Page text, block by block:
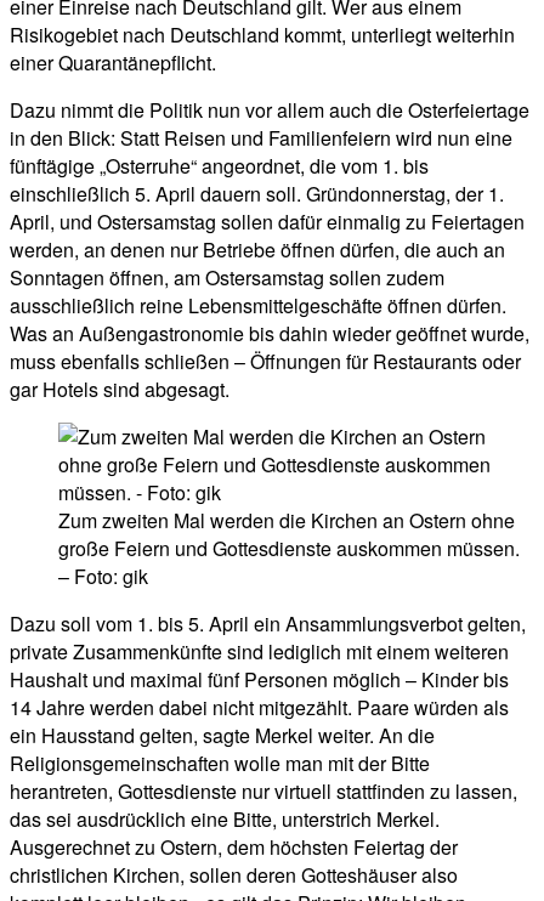
einer Einreise nach Deutschland gilt. Wer aus einem
Risikogebiet nach Deutschland kommt, unterliegt weiterhin
einer Quarantänepflicht.
Dazu nimmt die Politik nun vor allem auch die Osterfeiertage
in den Blick: Statt Reisen und Familienfeiern wird nun eine
fünftägige „Osterruhe“ angeordnet, die vom 1. bis
einschließlich 5. April dauern soll. Gründonnerstag, der 1.
April, und Ostersamstag sollen dafür einmalig zu Feiertagen
werden, an denen nur Betriebe öffnen dürfen, die auch an
Sonntagen öffnen, am Ostersamstag sollen zudem
ausschließlich reine Lebensmittelgeschäfte öffnen dürfen.
Was an Außengastronomie bis dahin wieder geöffnet wurde,
muss ebenfalls schließen – Öffnungen für Restaurants oder
gar Hotels sind abgesagt.
Zum zweiten Mal werden die Kirchen an Ostern ohne
große Feiern und Gottesdienste auskommen müssen.
– Foto: gik
Dazu soll vom 1. bis 5. April ein Ansammlungsverbot gelten,
private Zusammenkünfte sind lediglich mit einem weiteren
Haushalt und maximal fünf Personen möglich – Kinder bis
14 Jahre werden dabei nicht mitgezählt. Paare würden als
ein Hausstand gelten, sagte Merkel weiter. An die
Religionsgemeinschaften wolle man mit der Bitte
herantreten, Gottesdienste nur virtuell stattfinden zu lassen,
das sei ausdrücklich eine Bitte, unterstrich Merkel.
Ausgerechnet zu Ostern, dem höchsten Feiertag der
christlichen Kirchen, sollen deren Gotteshäuser also